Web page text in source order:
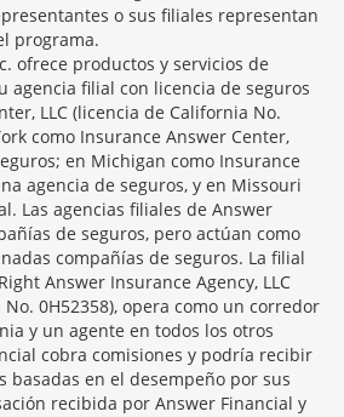
o sus filiales representan
programa.
ofrece productos y servicios de
agencia filial con licencia de seguros
LLC (licencia de California No.
como Insurance Answer Center,
en Michigan como Insurance
agencia de seguros, y en Missouri
Las agencias filiales de Answer
de seguros, pero actúan como
compañías de seguros. La filial
Answer Insurance Agency, LLC
0H52358), opera como un corredor
y un agente en todos los otros
cobra comisiones y podría recibir
basadas en el desempeño por sus
recibida por Answer Financial y